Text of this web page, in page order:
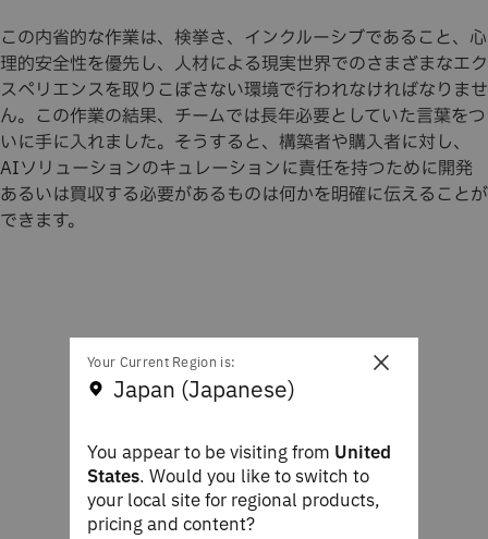
この内省的な作業は、検挙さ、インクルーシブであること、心
理的安全性を優先し、人材による現実世界でのさまざまなエク
スペリエンスを取りこぼさない環境で行われなければなりませ
ん。この作業の結果、チームでは長年必要としていた言葉をつ
いに手に入れました。そうすると、構築者や購入者に対し、
AIソリューションのキュレーションに責任を持つために開発
あるいは買収する必要があるものは何かを明確に伝えることが
できます。
×
Your Current Region is:
Japan (Japanese)
You appear to be visiting from United
States. Would you like to switch to
your local site for regional products,
pricing and content?